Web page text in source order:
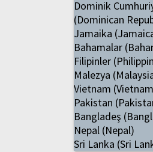
Dominik
(Dominican
Jamaika
Bahamalar
Filipinler
Malezya
Vietnam
Pakistan
Bangladeş
Nepal (Nepal)
Sri Lanka (Sri